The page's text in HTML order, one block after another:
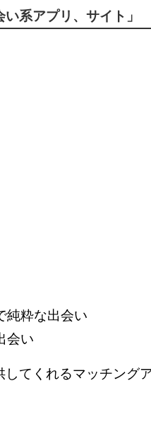
い系アプリ、サイト
純粋な出会い
会い
してくれるマッチング